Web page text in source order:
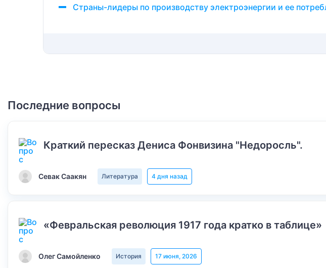
Страны-лидеры по производству электроэнергии и ее
Последние вопросы
Краткий пересказ Дениса Фонвизина "Недоросль".
Севак Саакян Литература 4 дня назад
«Февральская революция 1917 года кратко в таблице»
Олег Самойленко История 17 июня, 2026